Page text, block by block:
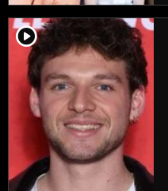
player2